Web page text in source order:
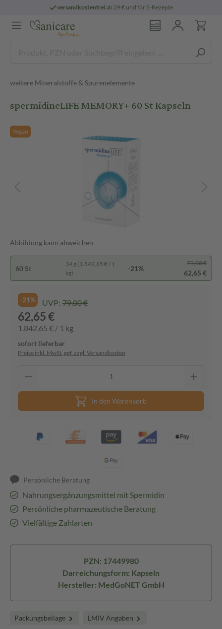
versandkostenfreiab 29 € und für E-Rezepte
weitere Mineralstoffe & Spurenelemente
spermidineLIFE MEMORY+ 60 St Kapseln
Vegan
Abbildung kann abweichen
60 St
34 g (1.842,65 € / 1
kg)
-21%
79,00 €
62,65 €
-21% UVP: 79,00 €
62,65 €
1.842,65 € / 1 kg
sofort lieferbar
Preise inkl. MwSt. ggf. zzgl. Versandkosten
In den Warenkorb
Persönliche Beratung
Nahrungsergänzungsmittel mit Spermidin
Persönliche pharmazeutische Beratung
Vielfältige Zahlarten
PZN: 17449980
Darreichungsform: Kapseln
Hersteller: MedGoNET GmbH
Packungsbeilage LMIV Angaben